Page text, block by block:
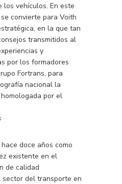
vehículos. En este
convierte para Voith
en la que tan
transmitidos al
y
por los formadores
Fortrans, para
nacional la
por el
doce años como
existente en el
de calidad
del transporte en